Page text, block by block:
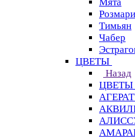
Тимьян
Чабер
ЦВЕТЫ
Назад
ЦВЕТЫ